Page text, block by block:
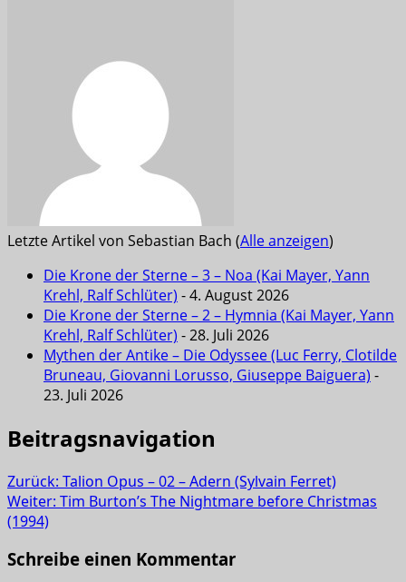
Letzte Artikel von Sebastian Bach (Alle anzeigen)
Die Krone der Sterne – 3 – Noa (Kai Mayer, Yann
Krehl, Ralf Schlüter) - 4. August 2026
Die Krone der Sterne – 2 – Hymnia (Kai Mayer, Yann
Krehl, Ralf Schlüter) - 28. Juli 2026
Mythen der Antike – Die Odyssee (Luc Ferry, Clotilde
Bruneau, Giovanni Lorusso, Giuseppe Baiguera) -
23. Juli 2026
Beitragsnavigation
Zurück: Talion Opus – 02 – Adern (Sylvain Ferret)
Weiter: Tim Burton’s The Nightmare before Christmas
(1994)
Schreibe einen Kommentar